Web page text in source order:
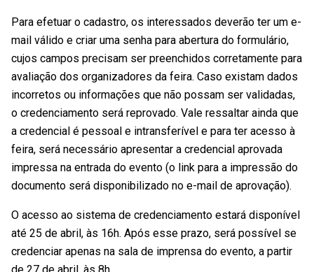
Para efetuar o cadastro, os interessados deverão ter um e-
mail válido e criar uma senha para abertura do formulário,
cujos campos precisam ser preenchidos corretamente para
avaliação dos organizadores da feira. Caso existam dados
incorretos ou informações que não possam ser validadas,
o credenciamento será reprovado. Vale ressaltar ainda que
a credencial é pessoal e intransferível e para ter acesso à
feira, será necessário apresentar a credencial aprovada
impressa na entrada do evento (o link para a impressão do
documento será disponibilizado no e-mail de aprovação).
O acesso ao sistema de credenciamento estará disponível
até 25 de abril, às 16h. Após esse prazo, será possível se
credenciar apenas na sala de imprensa do evento, a partir